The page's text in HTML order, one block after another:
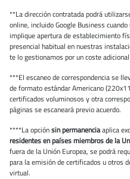
**La dirección contratada podrá
online, incluido Google Business
implique apertura de establecimiento
presencial habitual en nuestras
te lo gestionamos por un coste
***El escaneo de correspondencia se
de formato estándar Americano
certificados voluminosos y otra
páginas se escaneará previo acuerdo.
****La opciónsin permanenciaaplica
residentes en países miembros de la
fuera de la Unión Europea, se podrá
para la emisión de certificados u otros
virtual.